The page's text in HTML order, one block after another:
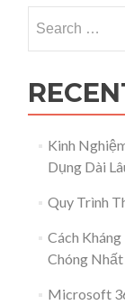
Kinh
Dụng Dài
Quy Trình
Cách
Chóng Nhất
Microsoft